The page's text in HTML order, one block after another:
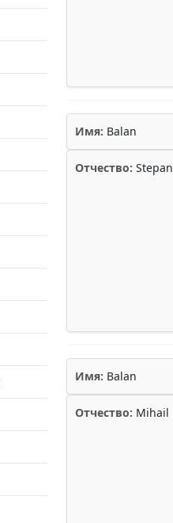
Имя: Balan
Отчество: Stepan
Имя: Balan
Отчество: Mihail